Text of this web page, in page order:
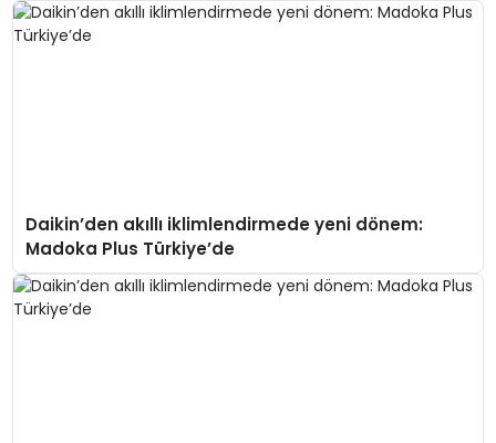
Daikin’den akıllı iklimlendirmede yeni dönem:
Madoka Plus Türkiye’de